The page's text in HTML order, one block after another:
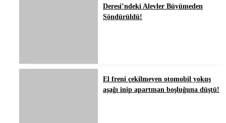
Deresi’ndeki Alevler Büyümeden
Söndürüldü!
El freni çekilmeyen otomobil yokuş
aşağı inip apartman boşluğuna düştü!